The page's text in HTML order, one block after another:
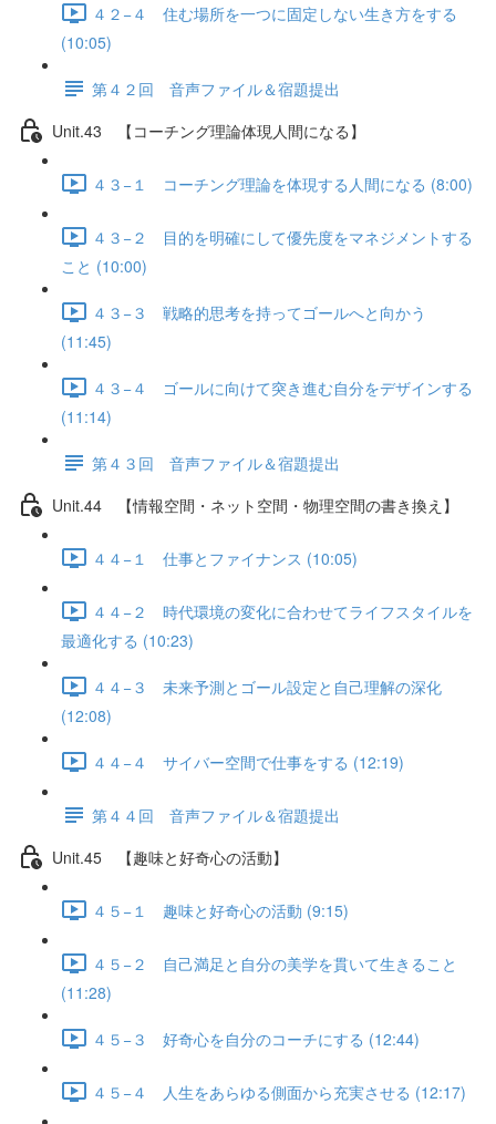
４２−４ 住む場所を一つに固定しない生き方をする
(10:05)
第４２回 音声ファイル＆宿題提出
Unit.43 【コーチング理論体現人間になる】
４３−１ コーチング理論を体現する人間になる (8:00)
４３−２ 目的を明確にして優先度をマネジメントする
こと (10:00)
４３−３ 戦略的思考を持ってゴールへと向かう
(11:45)
４３−４ ゴールに向けて突き進む自分をデザインする
(11:14)
第４３回 音声ファイル＆宿題提出
Unit.44 【情報空間・ネット空間・物理空間の書き換え】
４４−１ 仕事とファイナンス (10:05)
４４−２ 時代環境の変化に合わせてライフスタイルを
最適化する (10:23)
４４−３ 未来予測とゴール設定と自己理解の深化
(12:08)
４４−４ サイバー空間で仕事をする (12:19)
第４４回 音声ファイル＆宿題提出
Unit.45 【趣味と好奇心の活動】
４５−１ 趣味と好奇心の活動 (9:15)
４５−２ 自己満足と自分の美学を貫いて生きること
(11:28)
４５−３ 好奇心を自分のコーチにする (12:44)
４５−４ 人生をあらゆる側面から充実させる (12:17)